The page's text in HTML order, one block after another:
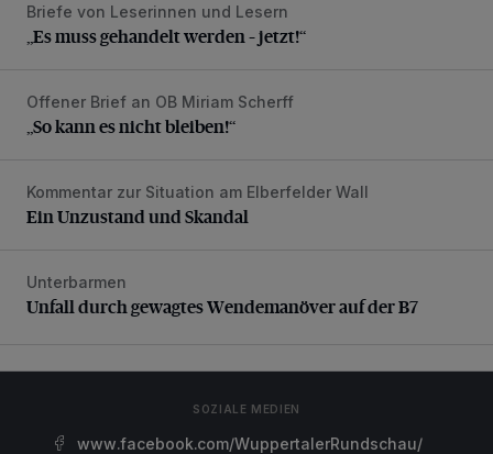
„Es muss gehandelt werden – jetzt!“
Briefe von Leserinnen und Lesern
„Es muss gehandelt werden – jetzt!“
„So kann es nicht bleiben!“
Offener Brief an OB Miriam Scherff
„So kann es nicht bleiben!“
Ein Unzustand und Skandal
Kommentar zur Situation am Elberfelder Wall
Ein Unzustand und Skandal
Unfall durch gewagtes Wendemanöver auf der B7
Unterbarmen
Unfall durch gewagtes Wendemanöver auf der B7
SOZIALE MEDIEN
www.facebook.com/WuppertalerRundschau/